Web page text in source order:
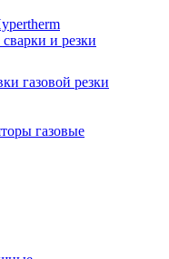
и резки
газовой резки
газовые